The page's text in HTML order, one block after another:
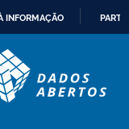
INFORMAÇÃO